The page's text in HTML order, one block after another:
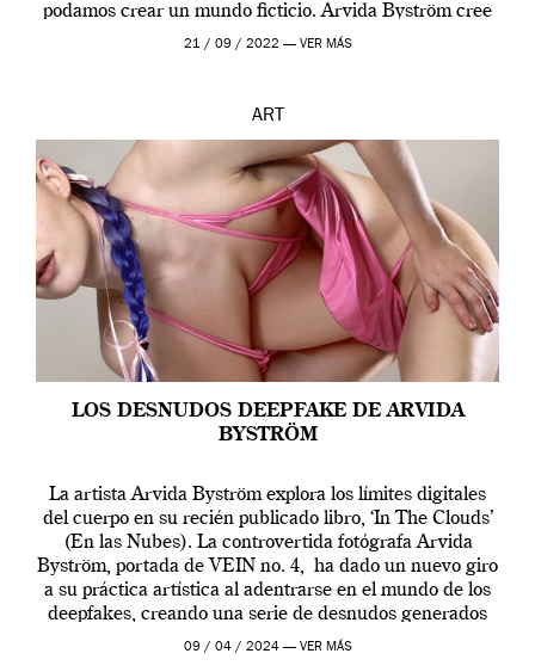
podamos crear un mundo ficticio. Arvida Byström cree
que los humanos tienen un complejo […]
21 / 09 / 2022 — VER MÁS
ART
LOS DESNUDOS DEEPFAKE DE ARVIDA
BYSTRÖM
La artista Arvida Byström explora los límites digitales
del cuerpo en su recién publicado libro, ‘In The Clouds’
(En las Nubes). La controvertida fotógrafa Arvida
Byström, portada de VEIN no. 4, ha dado un nuevo giro
a su práctica artística al adentrarse en el mundo de los
deepfakes, creando una serie de desnudos generados
por […]
09 / 04 / 2024 — VER MÁS